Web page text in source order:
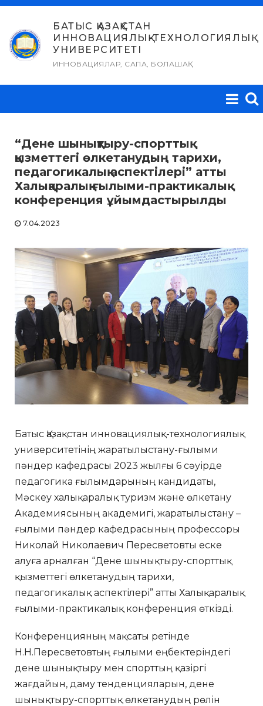
Skip
content
БАТЫС ҚАЗАҚСТАН
ИННОВАЦИЯЛЫҚ-ТЕХНОЛОГИЯЛЫҚ
УНИВЕРСИТЕТІ
ИННОВАЦИЯЛАР, САПА, БОЛАШАҚ
“Дене шынықтыру-спорттық
қызметтегі өлкетанудың тарихи,
педагогикалық аспектілері” атты
Халықаралық ғылыми-практикалық
конференция ұйымдастырылды
7.04.2023
Батыс Қазақстан инновациялық-технологиялық
университетінің жаратылыстану-ғылыми
пәндер кафедрасы 2023 жылғы 6 сәуірде
педагогика ғылымдарының кандидаты,
Мәскеу халықаралық туризм және өлкетану
Академиясының академигі, жаратылыстану –
ғылыми пәндер кафедрасының профессоры
Николай Николаевич Пересветовты еске
алуға арналған “Дене шынықтыру-спорттық
қызметтегі өлкетанудың тарихи,
педагогикалық аспектілері” атты Халықаралық
ғылыми-практикалық конференция өткізді.
Конференцияның мақсаты ретінде
Н.Н.Пересветовтың ғылыми еңбектеріндегі
дене шынықтыру мен спорттың қазіргі
жағдайын, даму тенденцияларын, дене
шынықтыру-спорттық өлкетанудың рөлін